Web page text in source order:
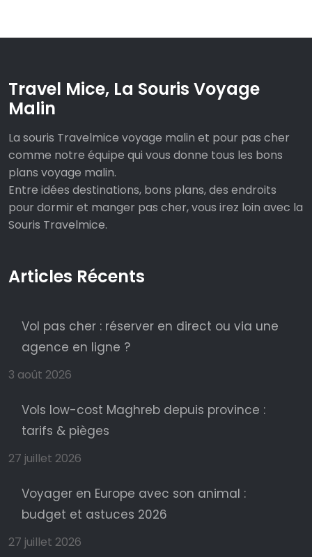
Travel Mice, La Souris Voyage
Malin
La souris Travelmice voyage malin et pour pas cher
comme notre équipe qui vous donne tous les bons
plans voyage malin.
Entre idées destinations, bons plans, des endroits
pour dormir et manger pas cher, vous irez loin avec la
Souris Travelmice.
Articles Récents
Vol pas cher : réserver en direct ou via une
agence en ligne ?
3 août 2026
Vols low-cost Maghreb depuis province :
tarifs & pièges
27 juillet 2026
Voyager en Europe avec son animal :
budget et astuces 2026
27 juillet 2026